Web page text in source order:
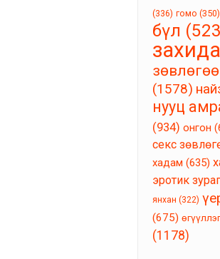
(336) гомо (350)
бүл
зөвлөгөө
(1578)
нууц
(934) онгон
секс
хадам (635)
эротик зураг
янхан (322)
(675) өгүүллэг
(1178)